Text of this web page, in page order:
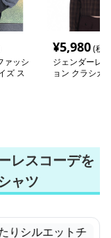
ァッシ
ズ ス
¥5,980(税
ジェンダーレ
ョン クラシカ
レスコーデを
ャツ